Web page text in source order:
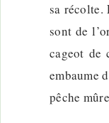
sa récolte.
sont de
cageot de
embaume
pêche